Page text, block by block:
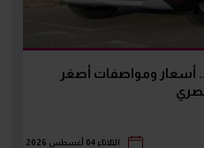
أسعار ومواصفات أصغر
الثلاثاء 04 أغسطس 2026